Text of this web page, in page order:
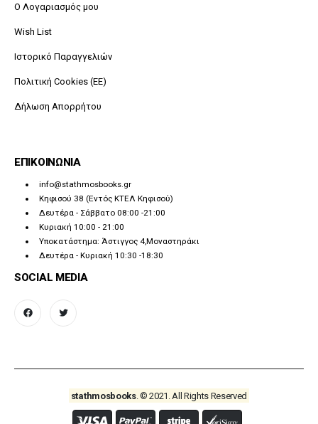
O Λογαριασμός μου
Wish List
Ιστορικό Παραγγελιών
Πολιτική Cookies (ΕΕ)
Δήλωση Απορρήτου
ΕΠΙΚΟΙΝΩΝΙΑ
info@stathmosbooks.gr
Κηφισού 38 (Εντός ΚΤΕΛ Κηφισού)
Δευτέρα - Σάββατο 08:00 -21:00
Κυριακή 10:00 - 21:00
Υποκατάστημα: Άστιγγος 4,Μοναστηράκι
Δευτέρα - Κυριακή 10:30 -18:30
SOCIAL MEDIA
facebook twitter
stathmosbooks. © 2021. All Rights Reserved